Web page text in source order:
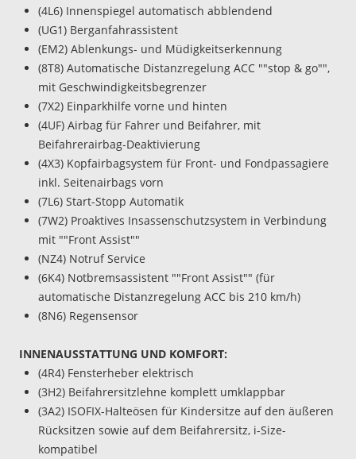
(4L6) Innenspiegel automatisch abblendend
(UG1) Berganfahrassistent
(EM2) Ablenkungs- und Müdigkeitserkennung
(8T8) Automatische Distanzregelung ACC ""stop & go"",
mit Geschwindigkeitsbegrenzer
(7X2) Einparkhilfe vorne und hinten
(4UF) Airbag für Fahrer und Beifahrer, mit
Beifahrerairbag-Deaktivierung
(4X3) Kopfairbagsystem für Front- und Fondpassagiere
inkl. Seitenairbags vorn
(7L6) Start-Stopp Automatik
(7W2) Proaktives Insassenschutzsystem in Verbindung
mit ""Front Assist""
(NZ4) Notruf Service
(6K4) Notbremsassistent ""Front Assist"" (für
automatische Distanzregelung ACC bis 210 km/h)
(8N6) Regensensor
INNENAUSSTATTUNG UND KOMFORT:
(4R4) Fensterheber elektrisch
(3H2) Beifahrersitzlehne komplett umklappbar
(3A2) ISOFIX-Halteösen für Kindersitze auf den äußeren
Rücksitzen sowie auf dem Beifahrersitz, i-Size-
kompatibel